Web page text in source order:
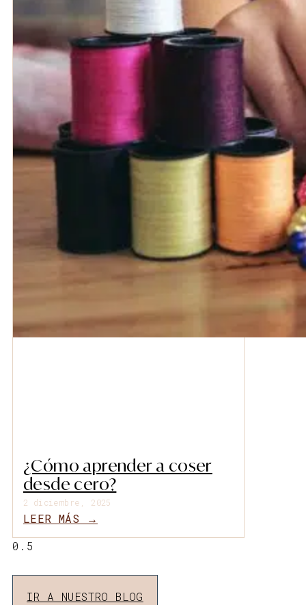
¿Cómo aprender a coser
desde cero?
2 diciembre, 2025
LEER MÁS →
IR A NUESTRO BLOG